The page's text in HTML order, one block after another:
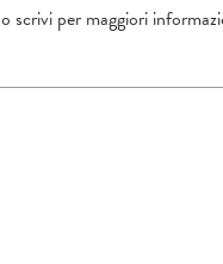
o scrivi per maggiori